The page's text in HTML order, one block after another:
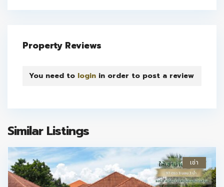
Property Reviews
You need to login in order to post a review
Similar Listings
เช่า